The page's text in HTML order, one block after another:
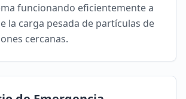
funcionando eficientemente a
la carga pesada de partículas de
cercanas.